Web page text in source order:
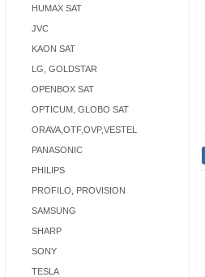
HUMAX SAT
JVC
KAON SAT
LG, GOLDSTAR
OPENBOX SAT
OPTICUM, GLOBO SAT
ORAVA,OTF,OVP,VESTEL
PANASONIC
PHILIPS
PROFILO, PROVISION
SAMSUNG
SHARP
SONY
TESLA